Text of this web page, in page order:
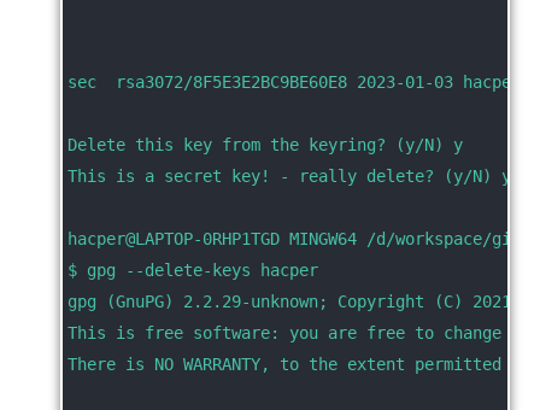
sec  rsa3072/8F5E3E2BC9BE60E8 2023-01-03 hacper
Delete this key from the keyring? (y/N) y
This is a secret key! - really delete? (y/N) y
hacper@LAPTOP-0RHP1TGD MINGW64 /d/workspace/
$ gpg --delete-keys hacper
gpg (GnuPG) 2.2.29-unknown; Copyright (C) 2021
This is free software: you are free to change
There is NO WARRANTY, to the extent permitted by